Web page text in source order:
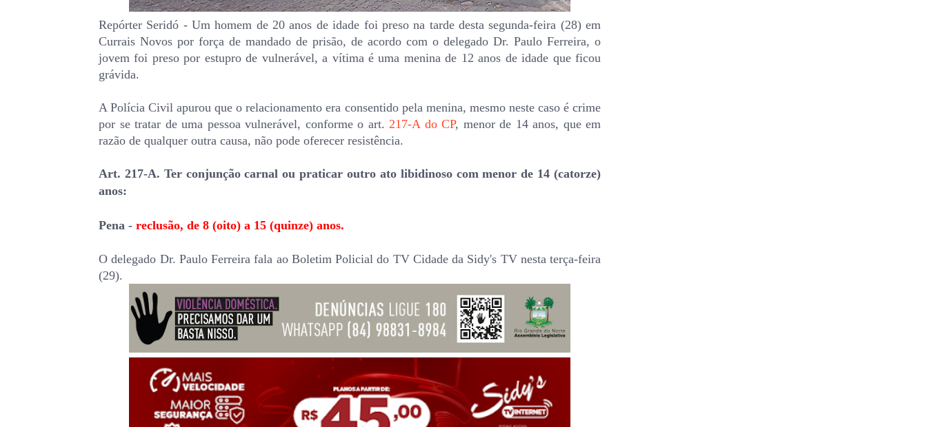
Repórter Seridó - Um homem de 20 anos de idade foi preso na tarde desta segunda-feira (28) em
Currais Novos por força de mandado de prisão, de acordo com o delegado Dr. Paulo Ferreira, o
jovem foi preso por estupro de vulnerável, a vítima é uma menina de 12 anos de idade que ficou
grávida.
A Polícia Civil apurou que o relacionamento era consentido pela menina, mesmo neste caso é crime
por se tratar de uma pessoa vulnerável, conforme o art. 217-A do CP, menor de 14 anos, que em
razão de qualquer outra causa, não pode oferecer resistência.
Art. 217-A. Ter conjunção carnal ou praticar outro ato libidinoso com menor de 14 (catorze)
anos:
Pena - reclusão, de 8 (oito) a 15 (quinze) anos.
O delegado Dr. Paulo Ferreira fala ao Boletim Policial do TV Cidade da Sidy's TV nesta terça-feira
(29).